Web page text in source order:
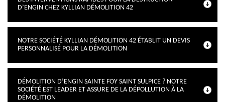
D’ENGIN CHEZ KYLLIAN DÉMOLITION 42
NOTRE SOCIÉTÉ KYLLIAN DÉMOLITION 42 ÉTABLIT UN DEVIS
PERSONNALISÉ POUR LA DÉMOLITION
DÉMOLITION D’ENGIN SAINTE FOY SAINT SULPICE ? NOTRE
SOCIÉTÉ EST LEADER ET ASSURE DE LA DÉPOLLUTION À LA
DÉMOLITION